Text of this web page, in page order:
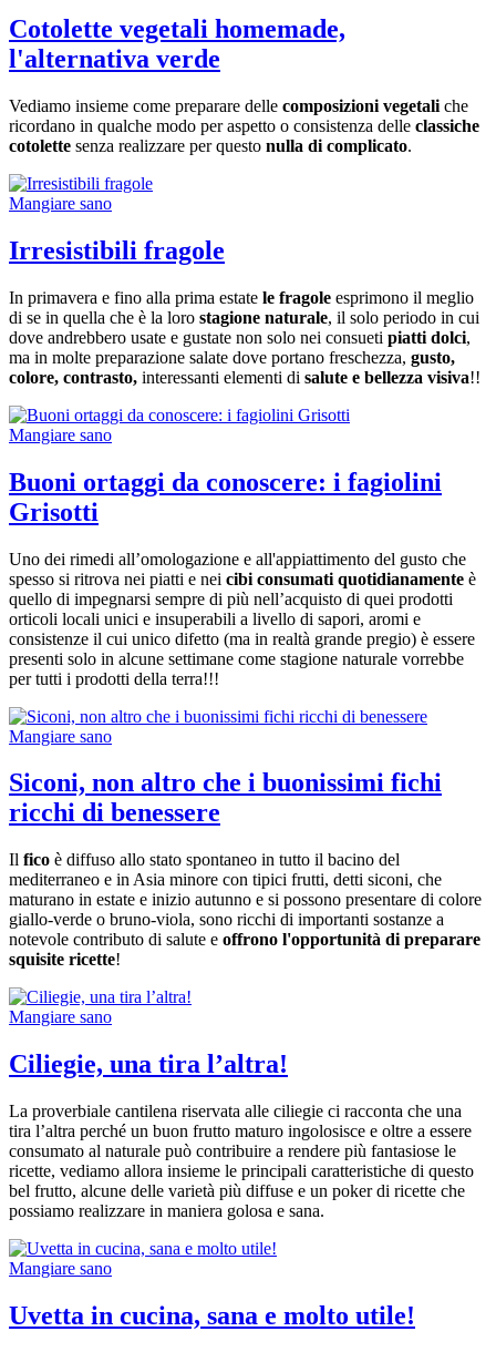
Cotolette vegetali homemade,
l'alternativa verde
Vediamo insieme come preparare delle composizioni vegetali che
ricordano in qualche modo per aspetto o consistenza delle classiche
cotolette senza realizzare per questo nulla di complicato.
Mangiare sano
Irresistibili fragole
In primavera e fino alla prima estate le fragole esprimono il meglio
di se in quella che è la loro stagione naturale, il solo periodo in cui
dove andrebbero usate e gustate non solo nei consueti piatti dolci,
ma in molte preparazione salate dove portano freschezza, gusto,
colore, contrasto, interessanti elementi di salute e bellezza visiva!!
Mangiare sano
Buoni ortaggi da conoscere: i fagiolini
Grisotti
Uno dei rimedi all’omologazione e all'appiattimento del gusto che
spesso si ritrova nei piatti e nei cibi consumati quotidianamente è
quello di impegnarsi sempre di più nell’acquisto di quei prodotti
orticoli locali unici e insuperabili a livello di sapori, aromi e
consistenze il cui unico difetto (ma in realtà grande pregio) è essere
presenti solo in alcune settimane come stagione naturale vorrebbe
per tutti i prodotti della terra!!!
Mangiare sano
Siconi, non altro che i buonissimi fichi
ricchi di benessere
Il fico è diffuso allo stato spontaneo in tutto il bacino del
mediterraneo e in Asia minore con tipici frutti, detti siconi, che
maturano in estate e inizio autunno e si possono presentare di colore
giallo-verde o bruno-viola, sono ricchi di importanti sostanze a
notevole contributo di salute e offrono l'opportunità di preparare
squisite ricette!
Mangiare sano
Ciliegie, una tira l’altra!
La proverbiale cantilena riservata alle ciliegie ci racconta che una
tira l’altra perché un buon frutto maturo ingolosisce e oltre a essere
consumato al naturale può contribuire a rendere più fantasiose le
ricette, vediamo allora insieme le principali caratteristiche di questo
bel frutto, alcune delle varietà più diffuse e un poker di ricette che
possiamo realizzare in maniera golosa e sana.
Mangiare sano
Uvetta in cucina, sana e molto utile!